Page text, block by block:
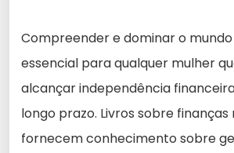
Compreender e dominar o
essencial para qualquer mulher
alcançar independência
longo prazo. Livros sobre finanças
fornecem conhecimento sobre